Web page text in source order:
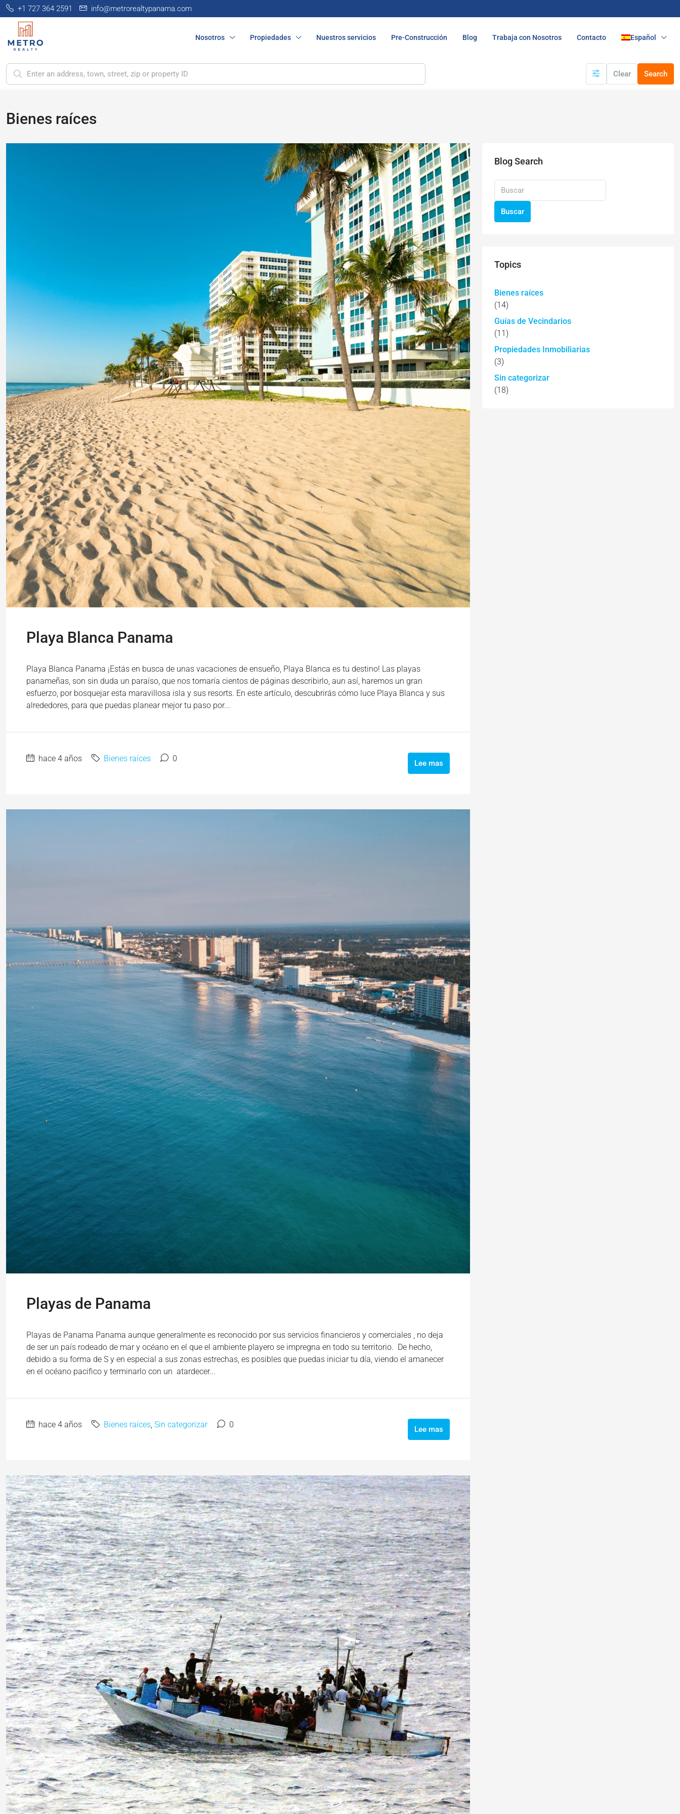
+1 727 364 2591 info@metrorealtypanama.com
Nosotros Propiedades Nuestros servicios Pre-Construcción Blog Trabaja con Nosotros Contacto Español
Clear Search
Bienes raíces
Playa Blanca Panama
Playa Blanca Panama ¡Estás en busca de unas vacaciones de ensueño, Playa Blanca es tu destino! Las playas
panameñas, son sin duda un paraíso, que nos tomaría cientos de páginas describirlo, aun así, haremos un gran
esfuerzo, por bosquejar esta maravillosa isla y sus resorts. En este artículo, descubrirás cómo luce Playa Blanca y sus
alrededores, para que puedas planear mejor tu paso por...
hace 4 años Bienes raíces 0 Lee mas
Playas de Panama
Playas de Panama Panama aunque generalmente es reconocido por sus servicios financieros y comerciales , no deja
de ser un país rodeado de mar y océano en el que el ambiente playero se impregna en todo su territorio. De hecho,
debido a su forma de S y en especial a sus zonas estrechas, es posibles que puedas iniciar tu día, viendo el amanecer
en el océano pacifico y terminarlo con un atardecer...
hace 4 años Bienes raíces Sin categorizar 0 Lee mas
Blog Search
Buscar
Topics
Bienes raíces
(14)
Guías de Vecindarios
(11)
Propiedades Inmobiliarias
(3)
Sin categorizar
(18)